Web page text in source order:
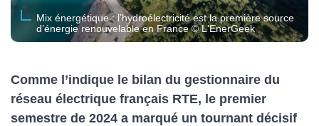
Mix énergétique : l’hydroélectricité est la première source
d’énergie renouvelable en France © L'EnerGeek
Comme l’indique le bilan du gestionnaire du
réseau électrique français RTE, le premier
semestre de 2024 a marqué un tournant décisif